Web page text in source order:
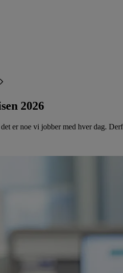
2026
er noe vi jobber med hver dag.